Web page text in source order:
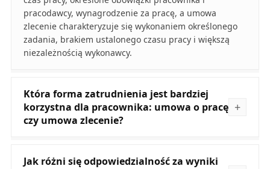
pracodawcy, wynagrodzenie za pracę, a umowa
zlecenie charakteryzuje się wykonaniem określonego
zadania, brakiem ustalonego czasu pracy i większą
niezależnością wykonawcy.
Która forma zatrudnienia jest bardziej
korzystna dla pracownika: umowa o pracę
czy umowa zlecenie?
Jak różni się odpowiedzialność za wyniki